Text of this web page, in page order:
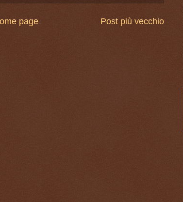
Post più vecchio
page